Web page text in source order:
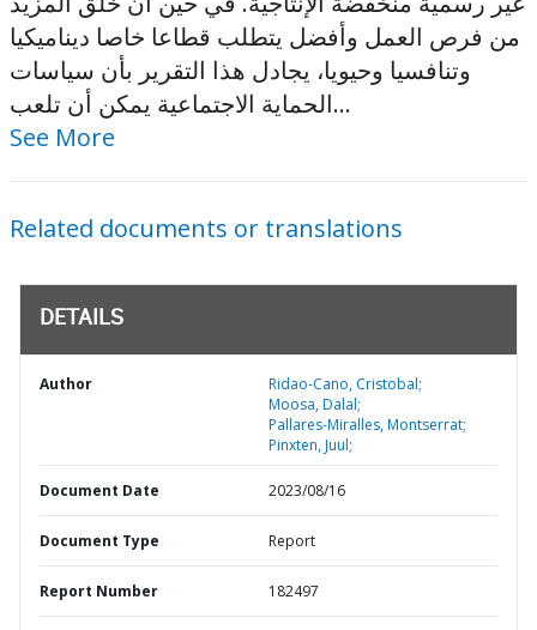
من فرص العمل وأفضل يتطلب قطاعا خاصا ديناميكيا
وتنافسيا وحيويا، يجادل هذا التقرير بأن سياسات
الحماية الاجتماعية يمكن أن تلعب...
See More
Related documents or translations
DETAILS
Author
Ridao-Cano, Cristobal;
Moosa, Dalal;
Pallares-Miralles, Montserrat;
Pinxten, Juul;
Document Date 2023/08/16
Document Type Report
Report Number 182497